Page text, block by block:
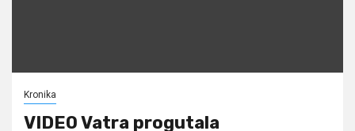
Kronika
VIDEO Vatra progutala